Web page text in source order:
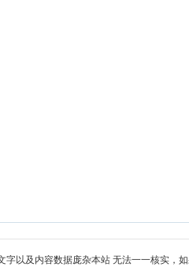
以及内容数据庞杂本站 无法一一核实，